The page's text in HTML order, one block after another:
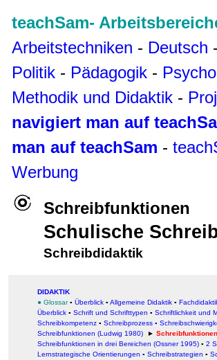
teachSam-
Arbeitstechniken - Deutsch
Politik - Pädagogik -
Methodik und Didaktik -
navigiert man auf
man auf teachSam -
Werbung
Schreibfunktionen
Schulische
Schreibdidaktik
DIDAKTIK
● Glossar ▪ Überblick ▪ Allgemeine Didaktik ▪
Überblick ▪ Schrift und Schrifttypen ▪ Schriftlichkeit und
Schreibkompetenz ▪ Schreibprozess ▪
Schreibfunktionen (Ludwig 1980)
►
Schreibfunktionen in drei Bereichen (Ossner 1995) ▪ 2
Lernstrategische Orientierungen ▪ Schreibstrategien ▪